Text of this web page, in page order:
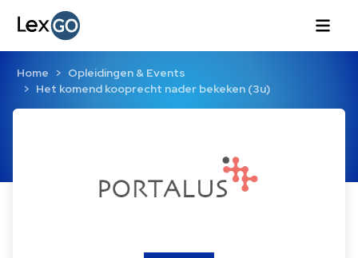
Home
Opleidingen & Events
Het komend kooprecht nader bekeken (3u)